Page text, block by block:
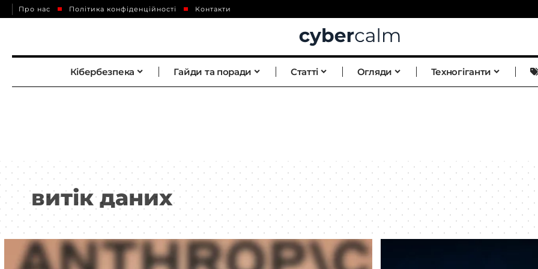
Про нас Політика конфіденційності Контакти
Кібербезпека Гайди та поради Статті Огляди Техногіганти
витік даних